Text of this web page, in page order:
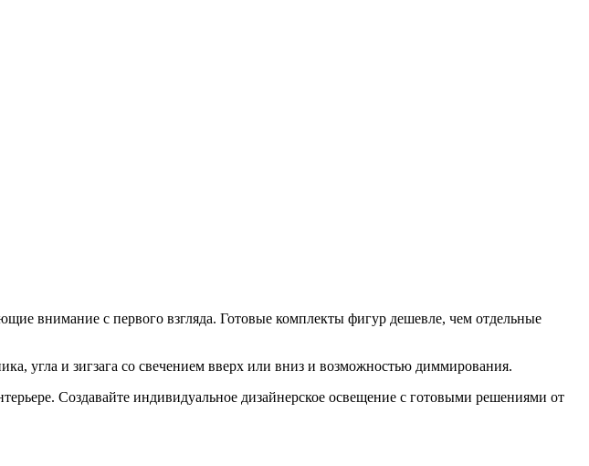
внимание с первого взгляда. Готовые комплекты фигур дешевле, чем отдельные
угла и зигзага со свечением вверх или вниз и возможностью диммирования.
Создавайте индивидуальное дизайнерское освещение с готовыми решениями от